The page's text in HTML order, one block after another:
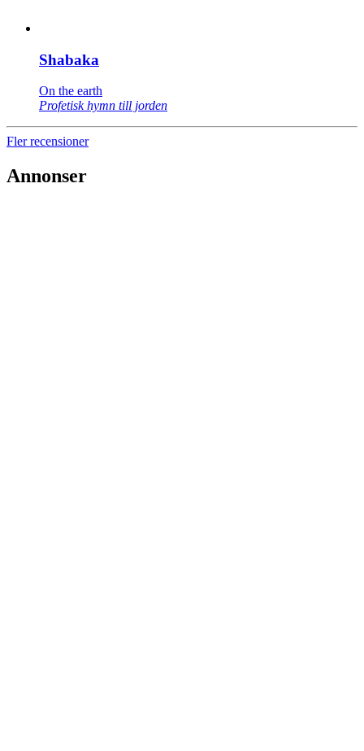
Shabaka
On the earth
Profetisk hymn till jorden
Fler recensioner
Annonser